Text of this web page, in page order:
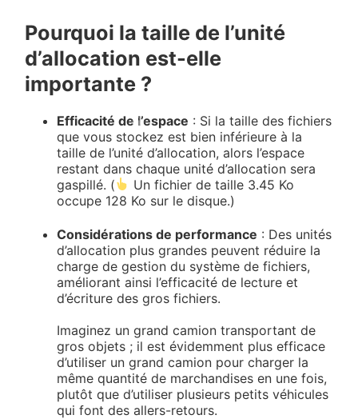
Pourquoi la taille de l’unité
d’allocation est-elle
importante ?
Efficacité de l’espace : Si la taille des fichiers
que vous stockez est bien inférieure à la
taille de l’unité d’allocation, alors l’espace
restant dans chaque unité d’allocation sera
gaspillé. (
Un fichier de taille 3.45 Ko
occupe 128 Ko sur le disque.)
Considérations de performance : Des unités
d’allocation plus grandes peuvent réduire la
charge de gestion du système de fichiers,
améliorant ainsi l’efficacité de lecture et
d’écriture des gros fichiers.
Imaginez un grand camion transportant de
gros objets ; il est évidemment plus efficace
d’utiliser un grand camion pour charger la
même quantité de marchandises en une fois,
plutôt que d’utiliser plusieurs petits véhicules
qui font des allers-retours.